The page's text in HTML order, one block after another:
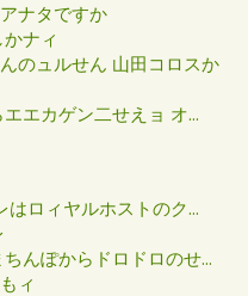
ナタですか
ナィ
のュルせん 山田コロスか
エカゲン二せえョ オ...
ロィヤルホストのク...
んぽからドロドロのせ...
ィ